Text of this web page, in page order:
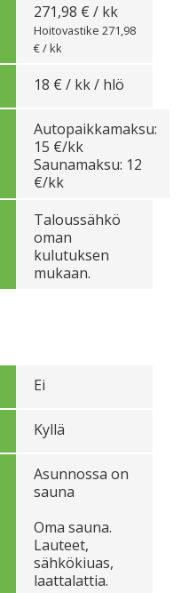
271,98 € / kk
Hoitovastike 271,98
€ / kk
18 € / kk / hlö
Autopaikkamaksu:
15 €/kk
Saunamaksu: 12
€/kk
Taloussähkö
oman
kulutuksen
mukaan.
Ei
Kyllä
Asunnossa on
sauna
Oma sauna.
Lauteet,
sähkökiuas,
laattalattia.